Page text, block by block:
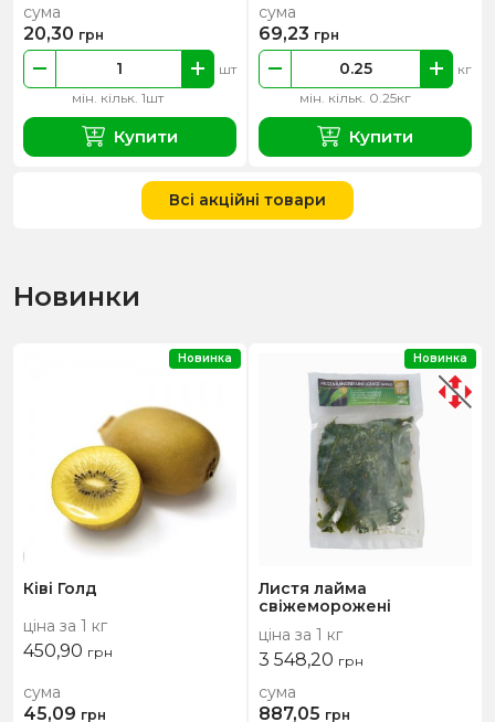
мін. кільк. 1шт
шт
сума
20,30 грн
Купити
мін. кільк. 0.25кг
кг
сума
69,23 грн
Купити
Всі акційні товари
Новинки
Ківі Голд
ціна за 1 кг
450,90 грн
сума
45,09 грн
Новинка
Листя лайма
свіжеморожені
ціна за 1 кг
3 548,20 грн
сума
887,05 грн
Новинка